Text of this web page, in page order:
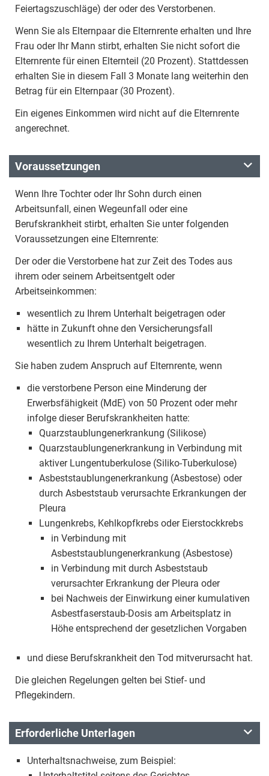
Feiertagszuschläge) der oder des Verstorbenen.
Wenn Sie als Elternpaar die Elternrente erhalten und Ihre
Frau oder Ihr Mann stirbt, erhalten Sie nicht sofort die
Elternrente für einen Elternteil (20 Prozent). Stattdessen
erhalten Sie in diesem Fall 3 Monate lang weiterhin den
Betrag für ein Elternpaar (30 Prozent).
Ein eigenes Einkommen wird nicht auf die Elternrente
angerechnet.
Voraussetzungen
Wenn Ihre Tochter oder Ihr Sohn durch einen
Arbeitsunfall, einen Wegeunfall oder eine
Berufskrankheit stirbt, erhalten Sie unter folgenden
Voraussetzungen eine Elternrente:
Der oder die Verstorbene hat zur Zeit des Todes aus
ihrem oder seinem Arbeitsentgelt oder
Arbeitseinkommen:
wesentlich zu Ihrem Unterhalt beigetragen oder
hätte in Zukunft ohne den Versicherungsfall
wesentlich zu Ihrem Unterhalt beigetragen.
Sie haben zudem Anspruch auf Elternrente, wenn
die verstorbene Person eine Minderung der
Erwerbsfähigkeit (MdE) von 50 Prozent oder mehr
infolge dieser Berufskrankheiten hatte:
Quarzstaublungenerkrankung (Silikose)
Quarzstaublungenerkrankung in Verbindung mit
aktiver Lungentuberkulose (Siliko-Tuberkulose)
Asbeststaublungenerkrankung (Asbestose) oder
durch Asbeststaub verursachte Erkrankungen der
Pleura
Lungenkrebs, Kehlkopfkrebs oder Eierstockkrebs
in Verbindung mit
Asbeststaublungenerkrankung (Asbestose)
in Verbindung mit durch Asbeststaub
verursachter Erkrankung der Pleura oder
bei Nachweis der Einwirkung einer kumulativen
Asbestfaserstaub-Dosis am Arbeitsplatz in
Höhe entsprechend der gesetzlichen Vorgaben
und diese Berufskrankheit den Tod mitverursacht hat.
Die gleichen Regelungen gelten bei Stief- und
Pflegekindern.
Erforderliche Unterlagen
Unterhaltsnachweise, zum Beispiel: